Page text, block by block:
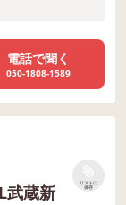
電話で聞く
050-1808-1589
武蔵新
リストに
保存